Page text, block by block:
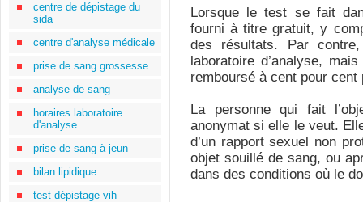
centre de dépistage du
sida
centre d'analyse médicale
prise de sang grossesse
analyse de sang
horaires laboratoire
d'analyse
prise de sang à jeun
bilan lipidique
test dépistage vih
Lorsque le test se fait
fourni à titre gratuit, y
des résultats. Par
laboratoire d’analyse,
remboursé à cent pour
La personne qui fait
anonymat si elle le veut.
d’un rapport sexuel non
objet souillé de sang, ou
dans des conditions où le